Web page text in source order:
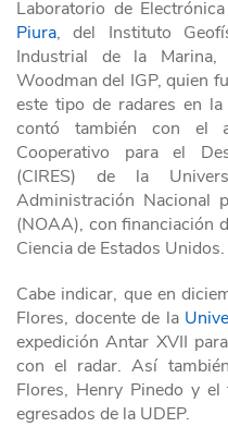
Laboratorio de
Piura, del Instituto
Industrial de la
Woodman del IGP, quien
este tipo de radares en
contó también con el
Cooperativo para el
(CIRES) de la
Administración Nacional
(NOAA), con financiación
Ciencia de Estados Unidos.
Cabe indicar, que en
Flores, docente de la
expedición Antar XVII
con el radar. Así
Flores, Henry Pinedo y
egresados de la UDEP.